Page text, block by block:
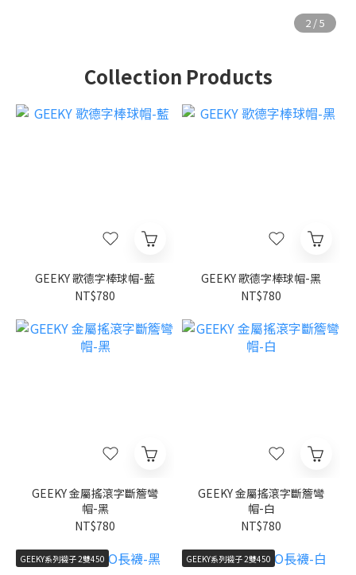
Collection Products
GEEKY 歌德字棒球帽-藍
NT$780
GEEKY 歌德字棒球帽-黑
NT$780
GEEKY 金屬搖滾字斷簷彎
帽-黑
NT$780
GEEKY 金屬搖滾字斷簷彎
帽-白
NT$780
GEEKY系列襪子 2雙450 GEEKY系列襪子 2雙450